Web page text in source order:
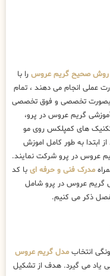
روش صحیح گریم عروس را با
عملی انجام می دهند ، تمام
بصورت تخصصی و فوق تخصصی
گریم عروس در پرو،
تکنیک های کمپلکس روی مو
ابتدا به طور کامل اموزش
عروس در پرو شرکت نمایند.
مدرک فنی و حرفه ای با کد
گریم عروس در پرو شامل
ذکر می کنیم.
انتخاب مدل گریم عروس
یاد می گیرد. هدف از تشکیل